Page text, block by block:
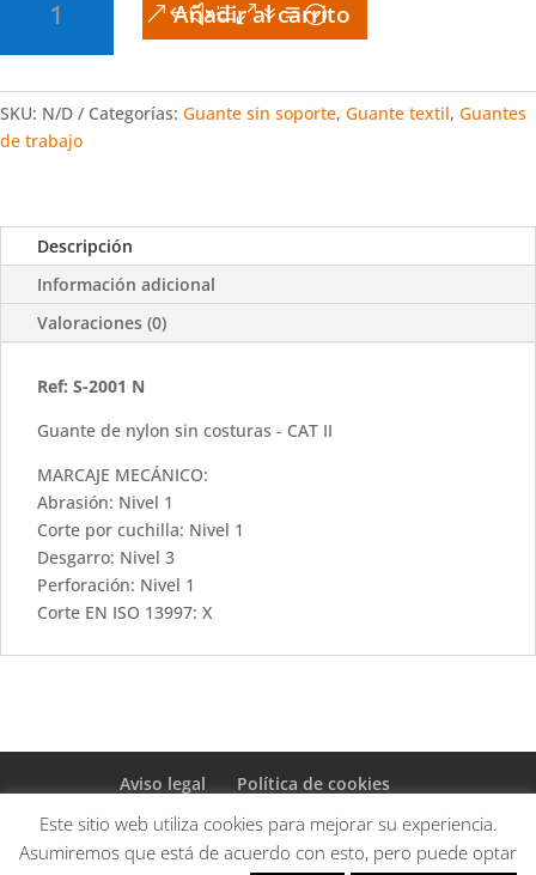
Contact
sin
Soporte
cantidad
Añadir al carrito
SKU: N/D Categorías: Guante sin soporte, Guante textil, Guantes
de trabajo
Descripción
Información adicional
Valoraciones (0)
Ref: S-2001 N
Guante de nylon sin costuras - CAT II
MARCAJE MECÁNICO:
Abrasión: Nivel 1
Corte por cuchilla: Nivel 1
Desgarro: Nivel 3
Perforación: Nivel 1
Corte EN ISO 13997: X
Aviso legal
Política de cookies
Política de privacidad
Términos y condiciones de venta
Este sitio web utiliza cookies para mejorar su experiencia.
Asumiremos que está de acuerdo con esto, pero puede optar